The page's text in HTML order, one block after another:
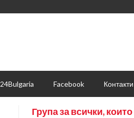
24Bulgaria Facebook Контакти
Група за всички,